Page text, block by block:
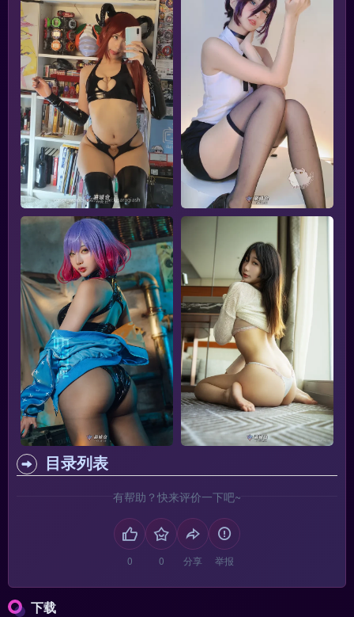
目录列表
有帮助？快来评价一下吧~
分享 举报
下载